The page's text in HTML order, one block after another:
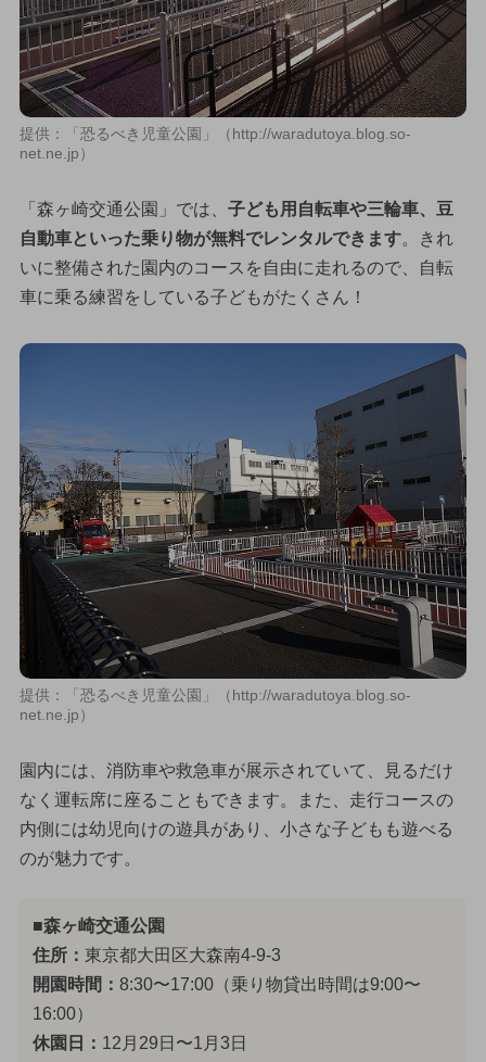
提供：「恐るべき児童公園」（http://waradutoya.blog.so-
net.ne.jp）
「森ヶ崎交通公園」では、 子ども用自転車や三輪車、豆
自動車といった乗り物が無料でレンタルできます。きれ
いに整備された園内のコースを自由に走れるので、自転
車に乗る練習をしている子どもがたくさん！
提供：「恐るべき児童公園」（http://waradutoya.blog.so-
net.ne.jp）
園内には、消防車や救急車が展示されていて、見るだけ
なく運転席に座ることもできます。また、走行コースの
内側には幼児向けの遊具があり、小さな子どもも遊べる
のが魅力です。
■森ヶ崎交通公園
住所： 東京都大田区大森南4-9-3
開園時間： 8:30〜17:00（乗り物貸出時間は9:00〜
16:00）
休園日： 12月29日〜1月3日